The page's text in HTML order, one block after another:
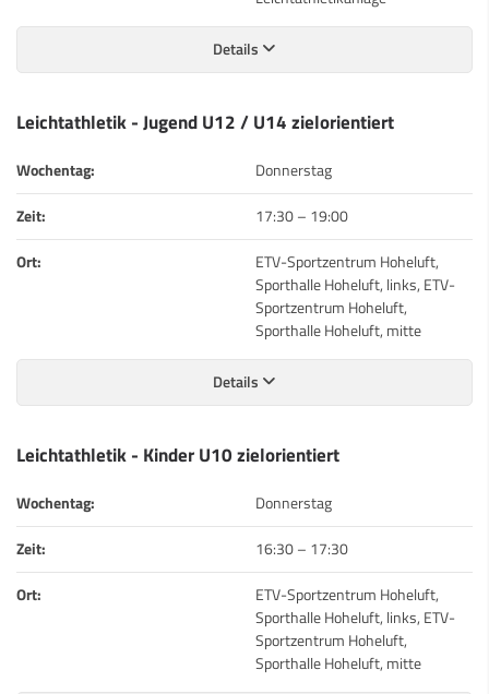
Details
Leichtathletik - Jugend U12 / U14 zielorientiert
Wochentag:
Donnerstag
Zeit:
17:30– 19:00
Ort:
ETV-Sportzentrum Hoheluft,
Sporthalle Hoheluft, links, ETV-
Sportzentrum Hoheluft,
Sporthalle Hoheluft, mitte
Details
Leichtathletik - Kinder U10 zielorientiert
Wochentag:
Donnerstag
Zeit:
16:30– 17:30
Ort:
ETV-Sportzentrum Hoheluft,
Sporthalle Hoheluft, links, ETV-
Sportzentrum Hoheluft,
Sporthalle Hoheluft, mitte